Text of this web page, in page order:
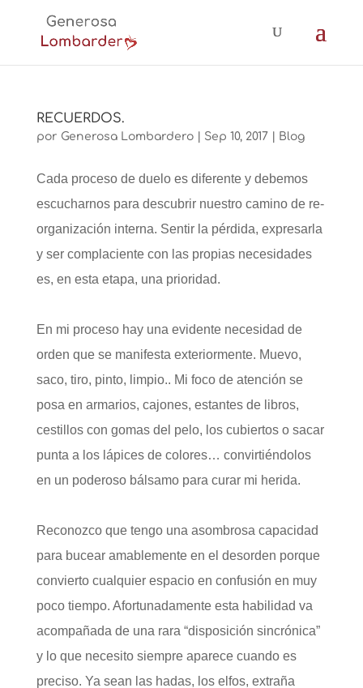
RECUERDOS.
por Generosa Lombardero| Sep 10, 2017 Blog
Cada proceso de duelo es diferente y debemos
escucharnos para descubrir nuestro camino de re-
organización interna. Sentir la pérdida, expresarla
y ser complaciente con las propias necesidades
es, en esta etapa, una prioridad.
En mi proceso hay una evidente necesidad de
orden que se manifesta exteriormente. Muevo,
saco, tiro, pinto, limpio.. Mi foco de atención se
posa en armarios, cajones, estantes de libros,
cestillos con gomas del pelo, los cubiertos o sacar
punta a los lápices de colores… convirtiéndolos
en un poderoso bálsamo para curar mi herida.
Reconozco que tengo una asombrosa capacidad
para bucear amablemente en el desorden porque
convierto cualquier espacio en confusión en muy
poco tiempo. Afortunadamente esta habilidad va
acompañada de una rara “disposición sincrónica”
y lo que necesito siempre aparece cuando es
preciso. Ya sean las hadas, los elfos, extraña